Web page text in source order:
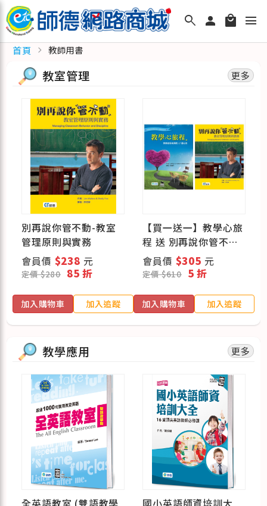
search person local_mall menu
首頁 chevron_right 教師用書
教室管理 更多
別再說你管不動-教室
管理原則與實務
會員價 $238 元
定價 $280 85 折
加入購物車 加入追蹤
【買一送一】教學心旅
程 送 別再說你管不動
(限量15套)
會員價 $305 元
定價 $610 5 折
加入購物車 加入追蹤
教學應用 更多